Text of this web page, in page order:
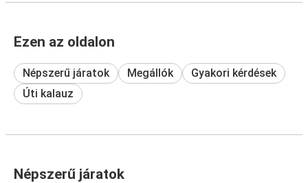
Ezen az oldalon
Népszerű járatok Megállók
Gyakori kérdések
Úti kalauz
Népszerű járatok